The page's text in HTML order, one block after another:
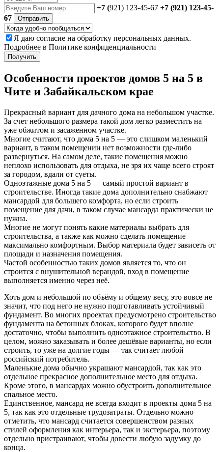
+7 (921) 123-45-67 +7 (921) 123-45-
67
Отправить
Я даю согласие на обработку персональных данных.
Подробнее в Политике конфиденциальности
Получить
Особенности проектов домов 5 на 5 в
Чите и Забайкальском крае
Прекрасный вариант для дачного дома на небольшом участке.
За счет небольшого размера такой дом легко разместить на
уже обжитом и засаженном участке.
Многие считают, что дома 5 на 5 — это слишком маленький
вариант, в таком помещении нет возможности где-либо
развернуться. На самом деле, такие помещения можно
неплохо использовать для отдыха, не зря их чаще всего строят
за городом, вдали от суеты.
Одноэтажные дома 5 на 5 — самый простой вариант в
строительстве. Иногда такие дома дополнительно снабжают
мансардой для большего комфорта, но если строить
помещение для дачи, в таком случае мансарда практически не
нужна.
Многие не могут понять какие материалы выбрать для
строительства, а также как можно сделать помещение
максимально комфортным. Выбор материала будет зависеть от
площади и назначения помещения.
Частой особенностью таких домов является то, что он
строится с внушительной верандой, вход в помещение
выполняется именно через неё.
Хоть дом и небольшой по объёму и общему весу, это вовсе не
значит, что под него не нужно подготавливать устойчивый
фундамент. Во многих проектах предусмотрено строительство
фундамента на бетонных блоках, которого будет вполне
достаточно, чтобы выполнить одноэтажное строительство. В
целом, можно заказывать и более дешёвые варианты, но если
строить, то уже на долгие годы — так считает любой
российский потребитель.
Маленькие дома обычно украшают мансардой, так как это
отдельное прекрасное дополнительное место для отдыха.
Кроме этого, в мансардах можно обустроить дополнительное
спальное место.
Единственное, мансард не всегда входит в проекты дома 5 на
5, так как это отдельные трудозатраты. Отдельно можно
отметить, что мансард считается совершенством разных
стилей оформления как интерьера, так и экстерьера, поэтому
отдельно пристраивают, чтобы довести любую задумку до
конца.